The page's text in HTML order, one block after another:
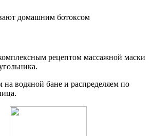
домашним ботоксом
рецептом массажной маски
на водяной бане и распределяем по